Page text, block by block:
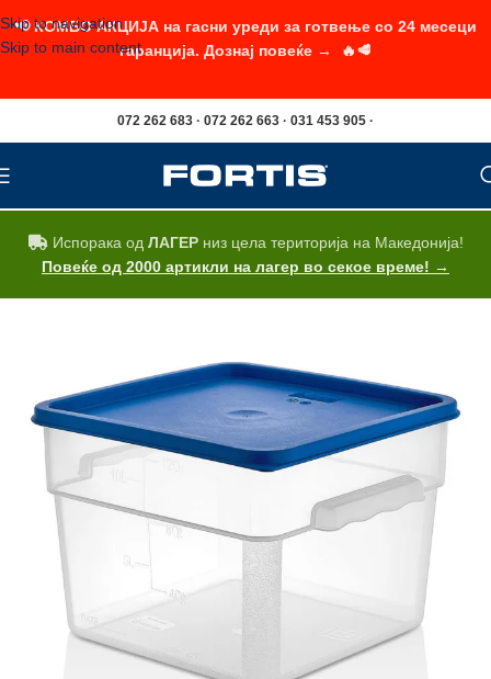
Skip to navigation
Skip to main content
072 262 683 · 072 262 663 · 031 453 905 ·
Испорака од ЛАГЕРниз цела територија на Македонија!
Повеќе од 2000 артикли на лагер во секое време! →
📢 КОМБО АКЦИЈА на гасни уреди за готвење со 24 месеци
гаранција. Дознај повеќе → 🔥🥩